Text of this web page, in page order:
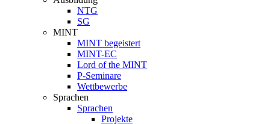
NTG
SG
MINT
MINT begeistert
MINT-EC
Lord of the MINT
P-Seminare
Wettbewerbe
Sprachen
Sprachen
Projekte